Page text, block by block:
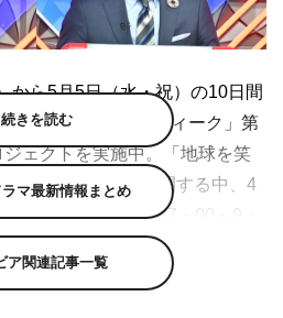
から5月5日（水・祝）の10日間
可能な開発目標）ウィーク」第
ェクトを実施中。「地球を笑
キャンペーンを展開する中、4
SP』（TBSほか 後7・00～9・
全てが分かる2時間スペシャル
続きを読む
マ最新情報まとめ
ア関連記事一覧